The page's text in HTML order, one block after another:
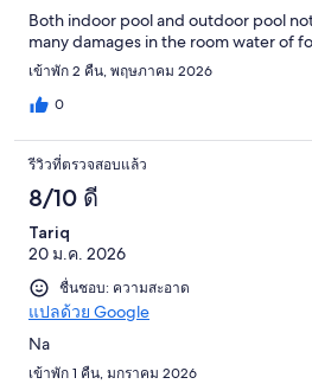
Both indoor pool and outdoor pool
many damages in the room water of
เข้าพัก 2 คืน, พฤษภาคม 2026
0
รีวิวที่ตรวจสอบแล้ว
8/10 ดี
Tariq
20 ม.ค. 2026
ชื่นชอบ: ความสะอาด
แปลด้วย Google
Na
เข้าพัก 1 คืน, มกราคม 2026